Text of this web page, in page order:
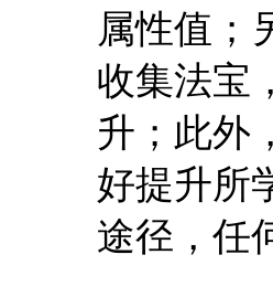
属性值；
收集法宝
升；此外
好提升所
途径，任